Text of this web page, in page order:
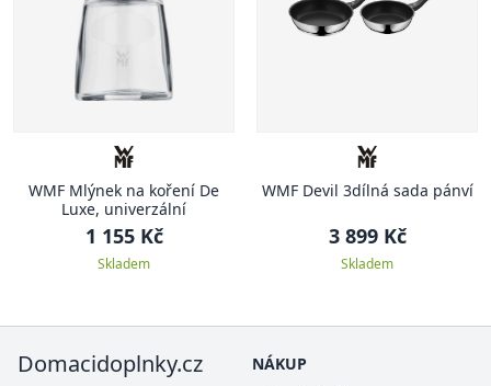
WMF Mlýnek na koření De
Luxe, univerzální
1 155 Kč
Skladem
WMF Devil 3dílná sada pánví
3 899 Kč
Skladem
Domacidoplnky.cz
NÁKUP